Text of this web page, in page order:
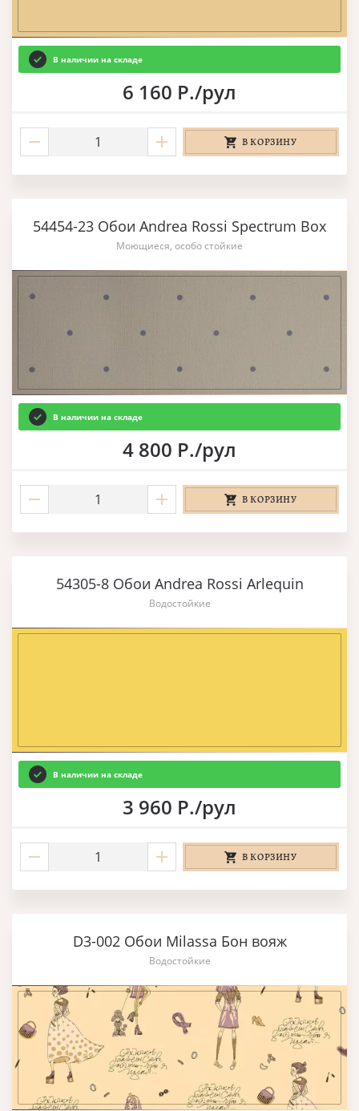
В наличии на складе
6 160 Р./рул
В КОРЗИНУ
54454-23 Обои Andrea Rossi Spectrum Box
Моющиеся, особо стойкие
В наличии на складе
4 800 Р./рул
В КОРЗИНУ
54305-8 Обои Andrea Rossi Arlequin
Водостойкие
В наличии на складе
3 960 Р./рул
В КОРЗИНУ
D3-002 Обои Milassa Бон вояж
Водостойкие